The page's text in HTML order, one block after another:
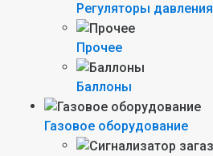
Регуляторы давления
Прочее
Баллоны
Газовое оборудование